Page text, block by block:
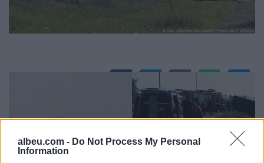
albeu.com - Do Not Process My Personal
Information